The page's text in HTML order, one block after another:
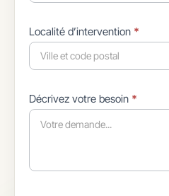
Localité d’intervention *
Décrivez votre besoin *